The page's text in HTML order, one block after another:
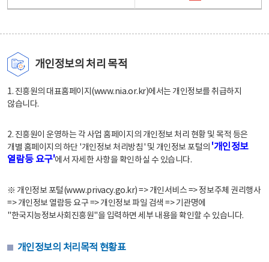
개인정보의 처리 목적
1. 진흥원의 대표홈페이지(www.nia.or.kr)에서는 개인정보를 취급하지
않습니다.
2. 진흥원이 운영하는 각 사업 홈페이지의 개인정보 처리 현황 및 목적 등은
개별 홈페이지의 하단 '개인정보 처리방침' 및 개인정보 포털의 '개인정보
열람등 요구'에서 자세한 사항을 확인하실 수 있습니다.
※ 개인정보 포털(www.privacy.go.kr) => 개인서비스 => 정보주체 권리행사
=> 개인정보 열람등 요구 => 개인정보 파일 검색 => 기관명에
"한국지능정보사회진흥원"을 입력하면 세부 내용을 확인할 수 있습니다.
개인정보의 처리목적 현황표